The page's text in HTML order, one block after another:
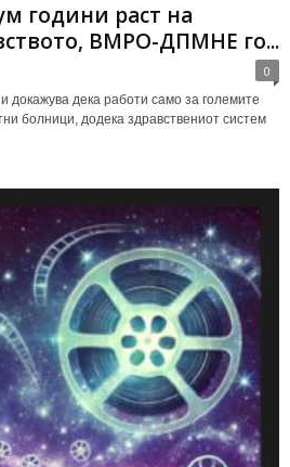
години раст на
ВМРО-ДПМНЕ го...
0
докажува дека работи само за големите
болници, додека здравствениот систем